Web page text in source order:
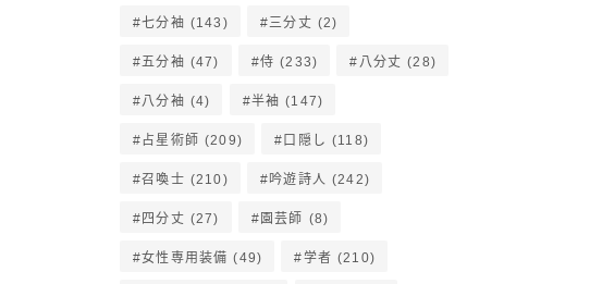
七分袖 (143) 三分丈 (2)
五分袖 (47) 侍 (233) 八分丈 (28)
八分袖 (4) 半袖 (147)
占星術師 (209) 口隠し (118)
召喚士 (210) 吟遊詩人 (242)
四分丈 (27) 園芸師 (8)
女性専用装備 (49) 学者 (210)